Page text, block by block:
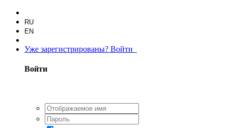
RU
EN
Уже зарегистрированы? Войти
Войти